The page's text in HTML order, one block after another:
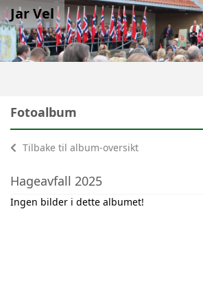
Jar Vel
Fotoalbum
Tilbake til album-oversikt
Hageavfall 2025
Ingen bilder i dette albumet!